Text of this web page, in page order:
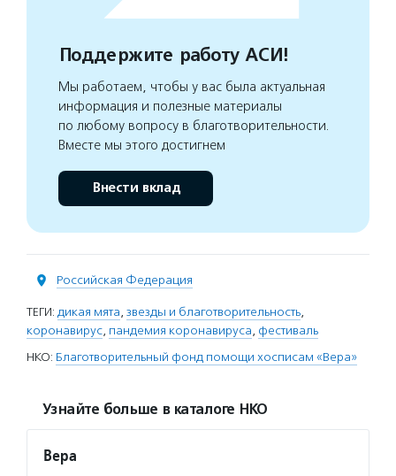
Поддержите работу АСИ!
Мы работаем, чтобы у вас была актуальная
информация и полезные материалы
по любому вопросу в благотворительности.
Вместе мы этого достигнем
Внести вклад
Российская Федерация
ТЕГИ: дикая мята, звезды и благотворительность,
коронавирус, пандемия коронавируса, фестиваль
НКО: Благотворительный фонд помощи хосписам «Вера»
Узнайте больше в каталоге НКО
Вера